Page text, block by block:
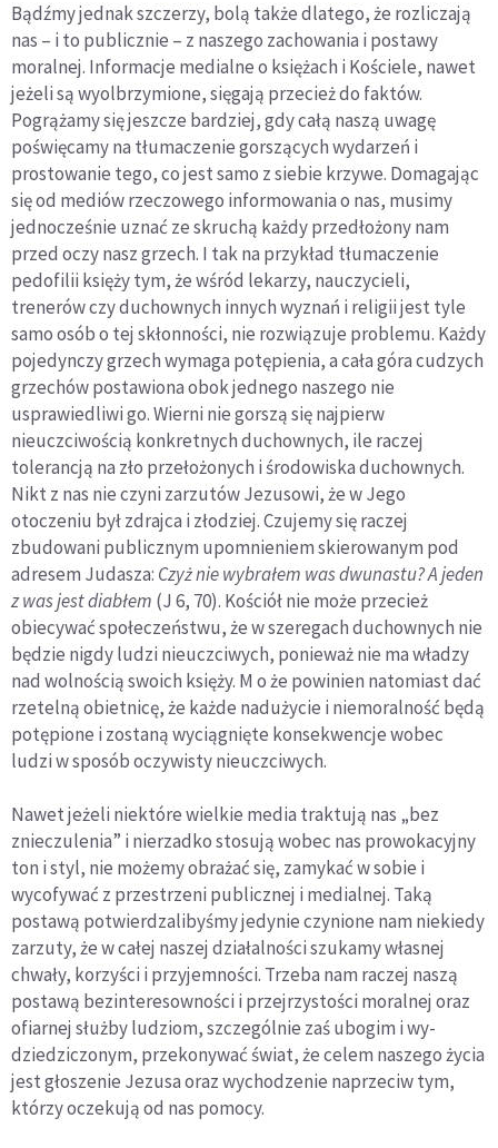
Bądźmy jednak szczerzy, bolą także dlatego, że rozliczają
nas – i to pub­licznie – z naszego zachowania i postawy
moralnej. Informacje medialne o księżach i Kościele, nawet
jeżeli są wyolbrzymione, sięgają przecież do faktów.
Pogrążamy się jeszcze bardziej, gdy całą naszą uwagę
poświęcamy na tłumaczenie gorszących wydarzeń i
prostowanie tego, co jest samo z sie­bie krzywe. Domagając
się od mediów rzeczowego informowania o nas, musimy
jednocześnie uznać ze skruchą każdy przedłożony nam
przed oczy nasz grzech. I tak na przykład tłumaczenie
pedofilii księży tym, że wśród lekarzy, nauczycieli,
trenerów czy duchownych innych wyznań i religii jest tyle
samo osób o tej skłonności, nie rozwiązuje problemu. Każdy
pojedyn­czy grzech wymaga potępienia, a cała góra cudzych
grzechów postawiona obok jednego naszego nie
usprawiedliwi go. Wierni nie gorszą się najpierw
nieuczciwością konkretnych duchownych, ile raczej
tolerancją na zło przełożonych i środowiska duchownych.
Nikt z nas nie czyni zarzutów Jezuso­wi, że w Jego
otoczeniu był zdrajca i złodziej. Czujemy się raczej
zbudowa­ni publicznym upomnieniem skierowanym pod
adresem Judasza: Czyż nie wybrałem was dwunastu? A jeden
z was jest diabłem (J 6, 70). Kościół nie może przecież
obiecywać społeczeństwu, że w szeregach duchownych nie
będzie nigdy ludzi nieuczciwych, ponieważ nie ma władzy
nad wolnością swoich księży. M o że powinien natomiast dać
rzetelną obietnicę, że każde nadużycie i niemoralność będą
potępione i zostaną wyciągnięte konsekwen­cje wobec
ludzi w sposób oczywisty nieuczciwych.
Nawet jeżeli niektóre wielkie media traktują nas „bez
znieczulenia” i nierzadko stosują wobec nas prowokacyjny
ton i styl, nie możemy obrażać się, zamykać w sobie i
wycofywać z przestrzeni publicznej i medialnej. Taką
postawą potwierdzalibyśmy jedynie czynione nam niekiedy
zarzuty, że w całej naszej działalności szukamy własnej
chwały, korzyści i przyjem­ności. Trzeba nam raczej naszą
postawą bezinteresowności i przejrzystości moralnej oraz
ofiarnej służby ludziom, szczególnie zaś ubogim i wy­
dziedziczonym, przekonywać świat, że celem naszego życia
jest głoszenie Jezusa oraz wychodzenie naprzeciw tym,
którzy oczekują od nas pomocy.